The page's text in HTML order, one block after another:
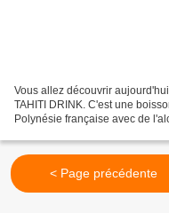
Vous allez découvrir
TAHITI DRINK. C'est une
Polynésie française avec de
< Page précédente